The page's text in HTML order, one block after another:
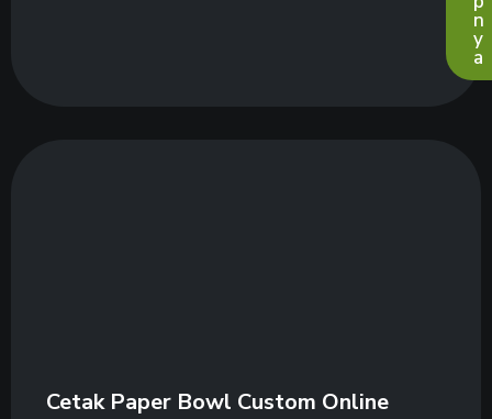
n
y
a
Cetak Paper Bowl Custom Online